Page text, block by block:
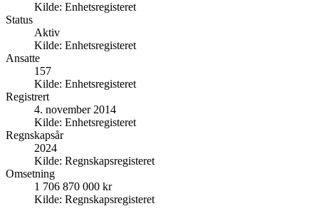
Kilde: Enhetsregisteret
Status
Aktiv
Kilde: Enhetsregisteret
Ansatte
157
Kilde: Enhetsregisteret
Registrert
4. november 2014
Kilde: Enhetsregisteret
Regnskapsår
2024
Kilde: Regnskapsregisteret
Omsetning
1 706 870 000 kr
Kilde: Regnskapsregisteret